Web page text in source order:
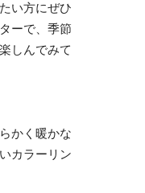
い方にぜひ
ーで、季節
しんでみて
かく暖かな
カラーリン